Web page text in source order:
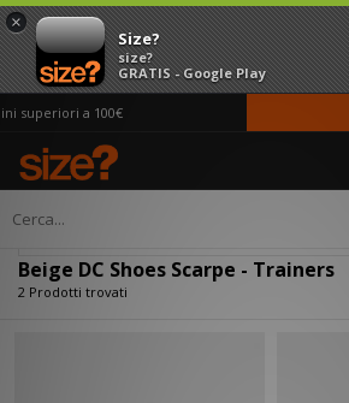
×
Size?
size?
GRATIS - Google Play
superiori a 100€
Home Uomo
Beige DC Shoes Scarpe - Trainers
2 Prodotti trovati